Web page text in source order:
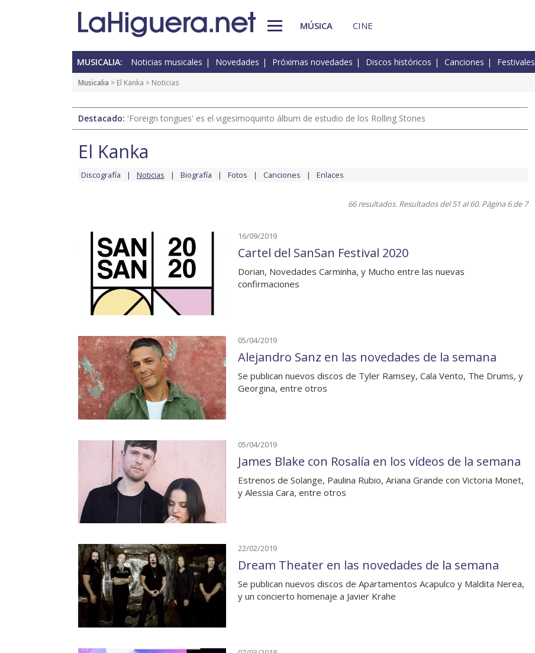
MÚSICA CINE
MUSICALIA: Noticias musicales Novedades Próximas novedades Discos históricos Canciones Festivales
Musicalia > El Kanka > Noticias
Destacado: 'Foreign tongues' es el vigesimoquinto álbum de estudio de los Rolling Stones
El Kanka
Discografía Noticias Biografía Fotos Canciones Enlaces
66 resultados. Resultados del 51 al 60. Página 6 de 7
16/09/2019
Cartel del SanSan Festival 2020
Dorian, Novedades Carminha, y Mucho entre las nuevas
confirmaciones
05/04/2019
Alejandro Sanz en las novedades de la semana
Se publican nuevos discos de Tyler Ramsey, Cala Vento, The Drums, y
Georgina, entre otros
05/04/2019
James Blake con Rosalía en los vídeos de la semana
Estrenos de Solange, Paulina Rubio, Ariana Grande con Victoria Monet,
y Alessia Cara, entre otros
22/02/2019
Dream Theater en las novedades de la semana
Se publican nuevos discos de Apartamentos Acapulco y Maldita Nerea,
y un concierto homenaje a Javier Krahe